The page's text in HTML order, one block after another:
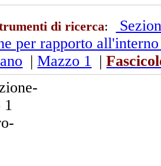
di ricerca:
per rapporto
|Mazzo 1 |